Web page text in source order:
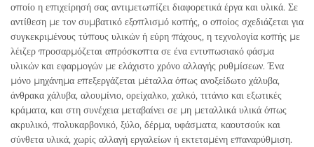
οποίο η επιχείρησή σας αντιμετωπίζει διαφορετικά έργα και υλικά. Σε
αντίθεση με τον συμβατικό εξοπλισμό κοπής, ο οποίος σχεδιάζεται για
συγκεκριμένους τύπους υλικών ή εύρη πάχους, η τεχνολογία κοπής με
λέιζερ προσαρμόζεται απρόσκοπτα σε ένα εντυπωσιακό φάσμα
υλικών και εφαρμογών με ελάχιστο χρόνο αλλαγής ρυθμίσεων. Ένα
μόνο μηχάνημα επεξεργάζεται μέταλλα όπως ανοξείδωτο χάλυβα,
άνθρακα χάλυβα, αλουμίνιο, ορείχαλκο, χαλκό, τιτάνιο και εξωτικές
κράματα, και στη συνέχεια μεταβαίνει σε μη μεταλλικά υλικά όπως
ακρυλικό, πολυκαρβονικό, ξύλο, δέρμα, υφάσματα, καουτσούκ και
σύνθετα υλικά, χωρίς αλλαγή εργαλείων ή εκτεταμένη επαναρύθμιση.